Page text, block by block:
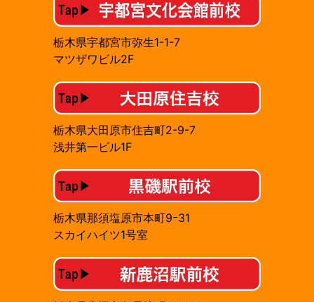
栃木県宇都宮市弥生1-1-7
マツザワビル2F
栃木県大田原市住吉町2-9-7
浅井第一ビル1F
栃木県那須塩原市本町9ｰ31
スカイハイツ1号室